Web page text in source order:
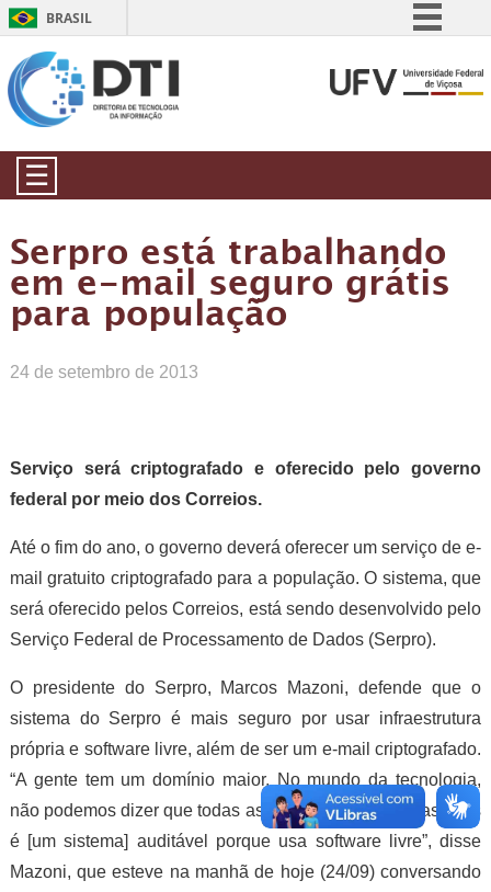
BRASIL
Comunica BR
☰
Serpro está trabalhando
em e-mail seguro grátis
para população
24 de setembro de 2013
Serviço será criptografado e oferecido pelo governo
federal por meio dos Correios.
Até o fim do ano, o governo deverá oferecer um serviço de e-
mail gratuito criptografado para a população. O sistema, que
será oferecido pelos Correios, está sendo desenvolvido pelo
Serviço Federal de Processamento de Dados (Serpro).
O presidente do Serpro, Marcos Mazoni, defende que o
sistema do Serpro é mais seguro por usar infraestrutura
própria e software livre, além de ser um e-mail criptografado.
“A gente tem um domínio maior. No mundo da tecnologia,
não podemos dizer que todas as portas estão fechadas, mas
é [um sistema] auditável porque usa software livre”, disse
Mazoni, que esteve na manhã de hoje (24/09) conversando